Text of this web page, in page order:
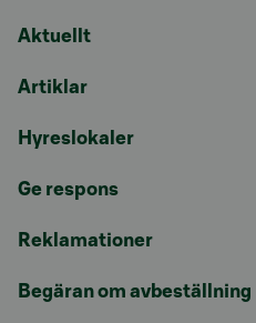
Aktuellt
Artiklar
Hyreslokaler
Ge respons
Reklamationer
Begäran om avbeställning